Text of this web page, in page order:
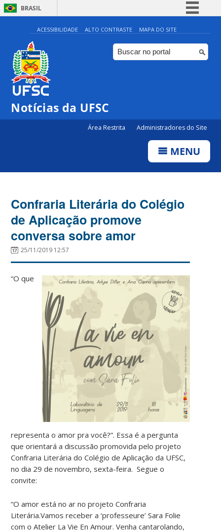
BRASIL
Simplifique!
Comunica BR
Participe
ACESSIBILIDADE ALTO CONTRASTE MAPA DO SITE
Notícias da UFSC
Área Restrita Administradores do Site
MENU
Confraria Literária do Colégio
de Aplicação promove
conversa sobre amor
25/11/2019 12:57
“O que
representa o amor pra você?”. Essa é a pergunta
que orientará a discussão promovida pelo projeto
Confraria Literária do Colégio de Aplicação da UFSC,
no dia 29 de novembro, sexta-feira. Segue o
convite:
“O amor está no ar no projeto Confraria
Literária.Vamos receber a ‘professeure’ Sara Folie
com o Atelier La Vie En Amour. Venha cantarolando,